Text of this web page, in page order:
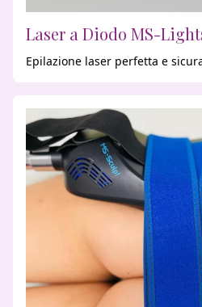
Laser a Diodo MS-
Epilazione laser perfetta e